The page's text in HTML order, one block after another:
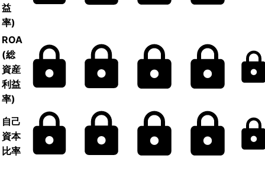
益
率)
ROA
(総
資産
利益
率)
自己
資本
比率